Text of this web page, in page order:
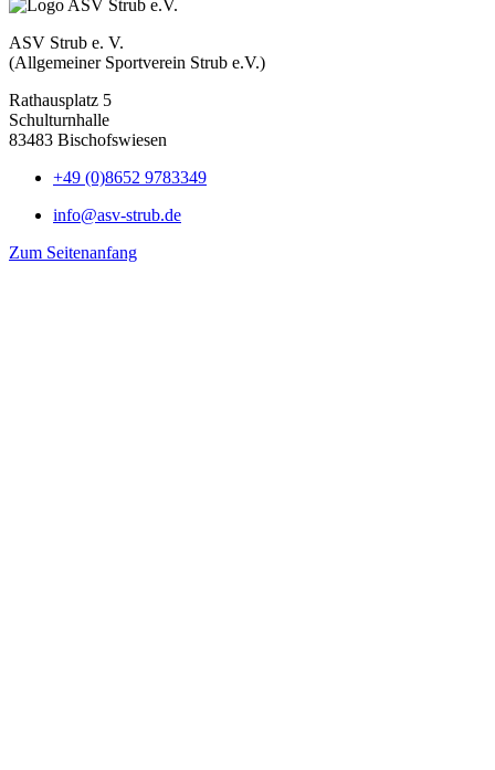
ASV Strub e. V.
(Allgemeiner Sportverein Strub e.V.)
Rathausplatz 5
Schulturnhalle
83483 Bischofswiesen
+49 (0)8652 9783349
info@asv-strub.de
Zum Seitenanfang